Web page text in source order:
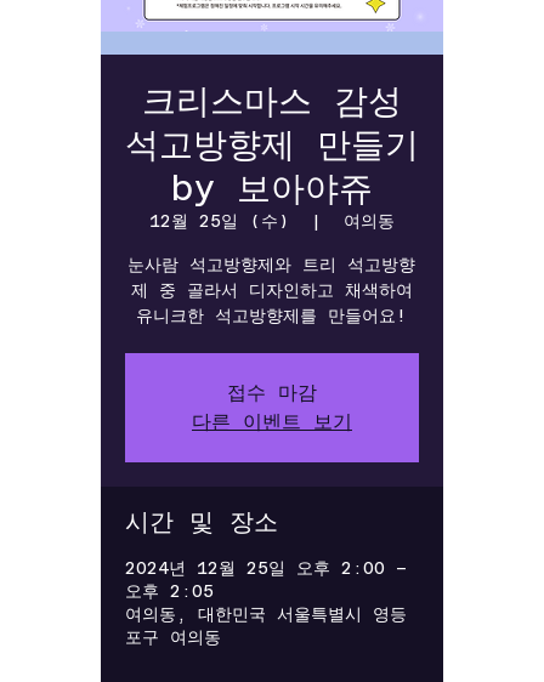
크리스마스 감성
석고방향제 만들기
by 보아야쥬
12월 25일 (수)
  |
여의동
눈사람 석고방향제와 트리 석고방향
제 중 골라서 디자인하고 채색하여
유니크한 석고방향제를 만들어요!
접수 마감
다른 이벤트 보기
시간 및 장소
2024년 12월 25일 오후 2:00 –
오후 2:05
여의동, 대한민국 서울특별시 영등
포구 여의동